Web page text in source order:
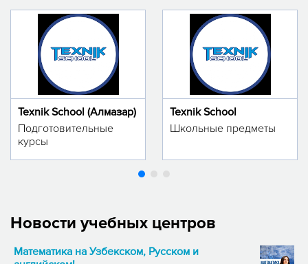
Texnik School (Алмазар)
Подготовительные
курсы
Texnik School
Школьные предметы
Новости учебных центров
Математика на Узбекском, Русском и